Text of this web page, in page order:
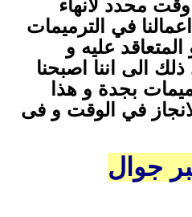
وقت محدد لانهاء
اعمالنا في الترميمات
عليه و
الى اننا اصبحنا
بجدة و هذا
في الوقت و فى
جوال